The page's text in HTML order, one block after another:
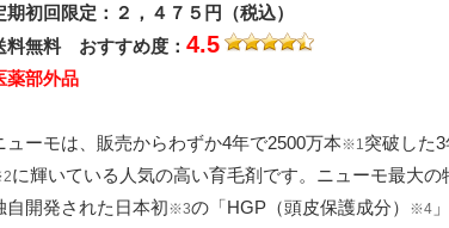
期初回限定：２，４７５円（税込）
料無料 おすすめ度： 4.5
薬部外品
ューモは、販売からわずか4年で2500万本※1突破した
に輝いている人気の高い育毛剤です。ニューモ最大
自開発された日本初※3の「HGP（頭皮保護成分） ※4